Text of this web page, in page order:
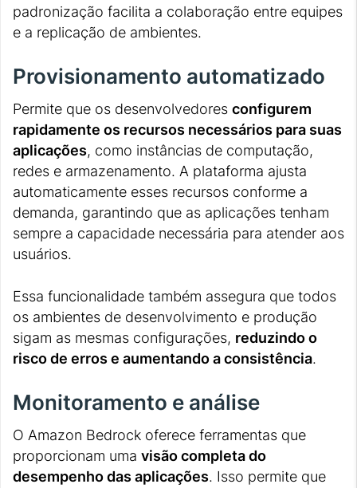
padronização facilita a colaboração entre equipes
e a replicação de ambientes.
Provisionamento automatizado
Permite que os desenvolvedores configurem
rapidamente os recursos necessários para suas
aplicações, como instâncias de computação,
redes e armazenamento. A plataforma ajusta
automaticamente esses recursos conforme a
demanda, garantindo que as aplicações tenham
sempre a capacidade necessária para atender aos
usuários.
Essa funcionalidade também assegura que todos
os ambientes de desenvolvimento e produção
sigam as mesmas configurações, reduzindo o
risco de erros e aumentando a consistência.
Monitoramento e análise
O Amazon Bedrock oferece ferramentas que
proporcionam uma visão completa do
desempenho das aplicações. Isso permite que